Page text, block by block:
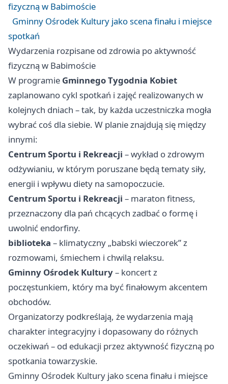
fizyczną w Babimoście
Gminny Ośrodek Kultury jako scena finału i miejsce
spotkań
Wydarzenia rozpisane od zdrowia po aktywność
fizyczną w Babimoście
W programie Gminnego Tygodnia Kobiet
zaplanowano cykl spotkań i zajęć realizowanych w
kolejnych dniach – tak, by każda uczestniczka mogła
wybrać coś dla siebie. W planie znajdują się między
innymi:
Centrum Sportu i Rekreacji – wykład o zdrowym
odżywianiu, w którym poruszane będą tematy siły,
energii i wpływu diety na samopoczucie.
Centrum Sportu i Rekreacji – maraton fitness,
przeznaczony dla pań chcących zadbać o formę i
uwolnić endorfiny.
biblioteka – klimatyczny „babski wieczorek” z
rozmowami, śmiechem i chwilą relaksu.
Gminny Ośrodek Kultury– koncert z
poczęstunkiem, który ma być finałowym akcentem
obchodów.
Organizatorzy podkreślają, że wydarzenia mają
charakter integracyjny i dopasowany do różnych
oczekiwań – od edukacji przez aktywność fizyczną po
spotkania towarzyskie.
Gminny Ośrodek Kultury jako scena finału i miejsce